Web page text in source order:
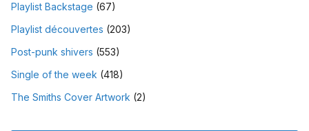
Playlist Backstage (67)
Playlist découvertes (203)
Post-punk shivers (553)
Single of the week (418)
The Smiths Cover Artwork (2)